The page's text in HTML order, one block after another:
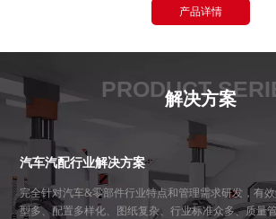
产品详情
PRODUCT
解决方案
汽车汽配行业解决方案
完全针对汽车&零部件行业特点和管理需求研发，有
型多、配置多样化、图纸复杂、行业标准众多、质量